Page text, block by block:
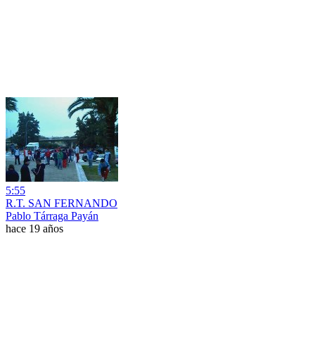
5:55
R.T. SAN FERNANDO
Pablo Tárraga Payán
hace 19 años